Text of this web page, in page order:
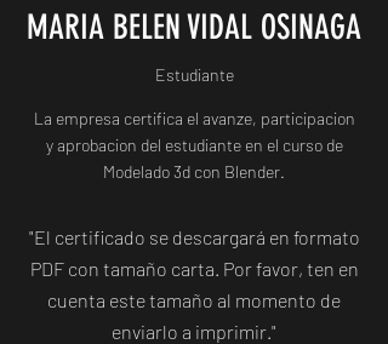
MARIA BELEN VIDAL OSINAGA
Estudiante
La empresa certifica el avanze, participacion
y aprobacion del estudiante en el curso de
Modelado 3d con Blender.
"El certificado se descargará en formato
PDF con tamaño carta. Por favor, ten en
cuenta este tamaño al momento de
enviarlo a imprimir."